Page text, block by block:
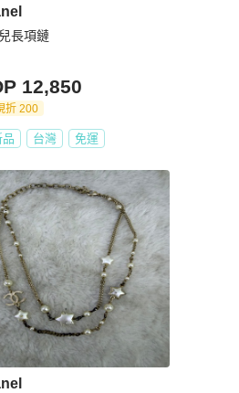
長項鏈
12,850
折 200
品 台灣 免運